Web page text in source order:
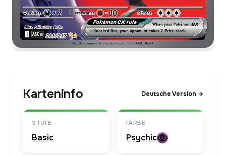
Karteninfo Deutsche Version →
STUFE
Basic
FARBE
Psychic